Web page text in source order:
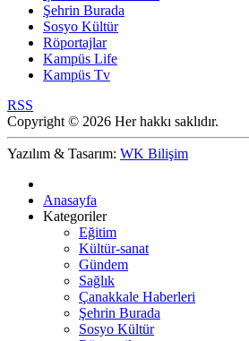
Şehrin Burada
Sosyo Kültür
Röportajlar
Kampüs Life
Kampüs Tv
RSS
Copyright © 2026 Her hakkı saklıdır.
Yazılım & Tasarım: WK Bilişim
Anasayfa
Kategoriler
Eğitim
Kültür-sanat
Gündem
Sağlık
Çanakkale Haberleri
Şehrin Burada
Sosyo Kültür